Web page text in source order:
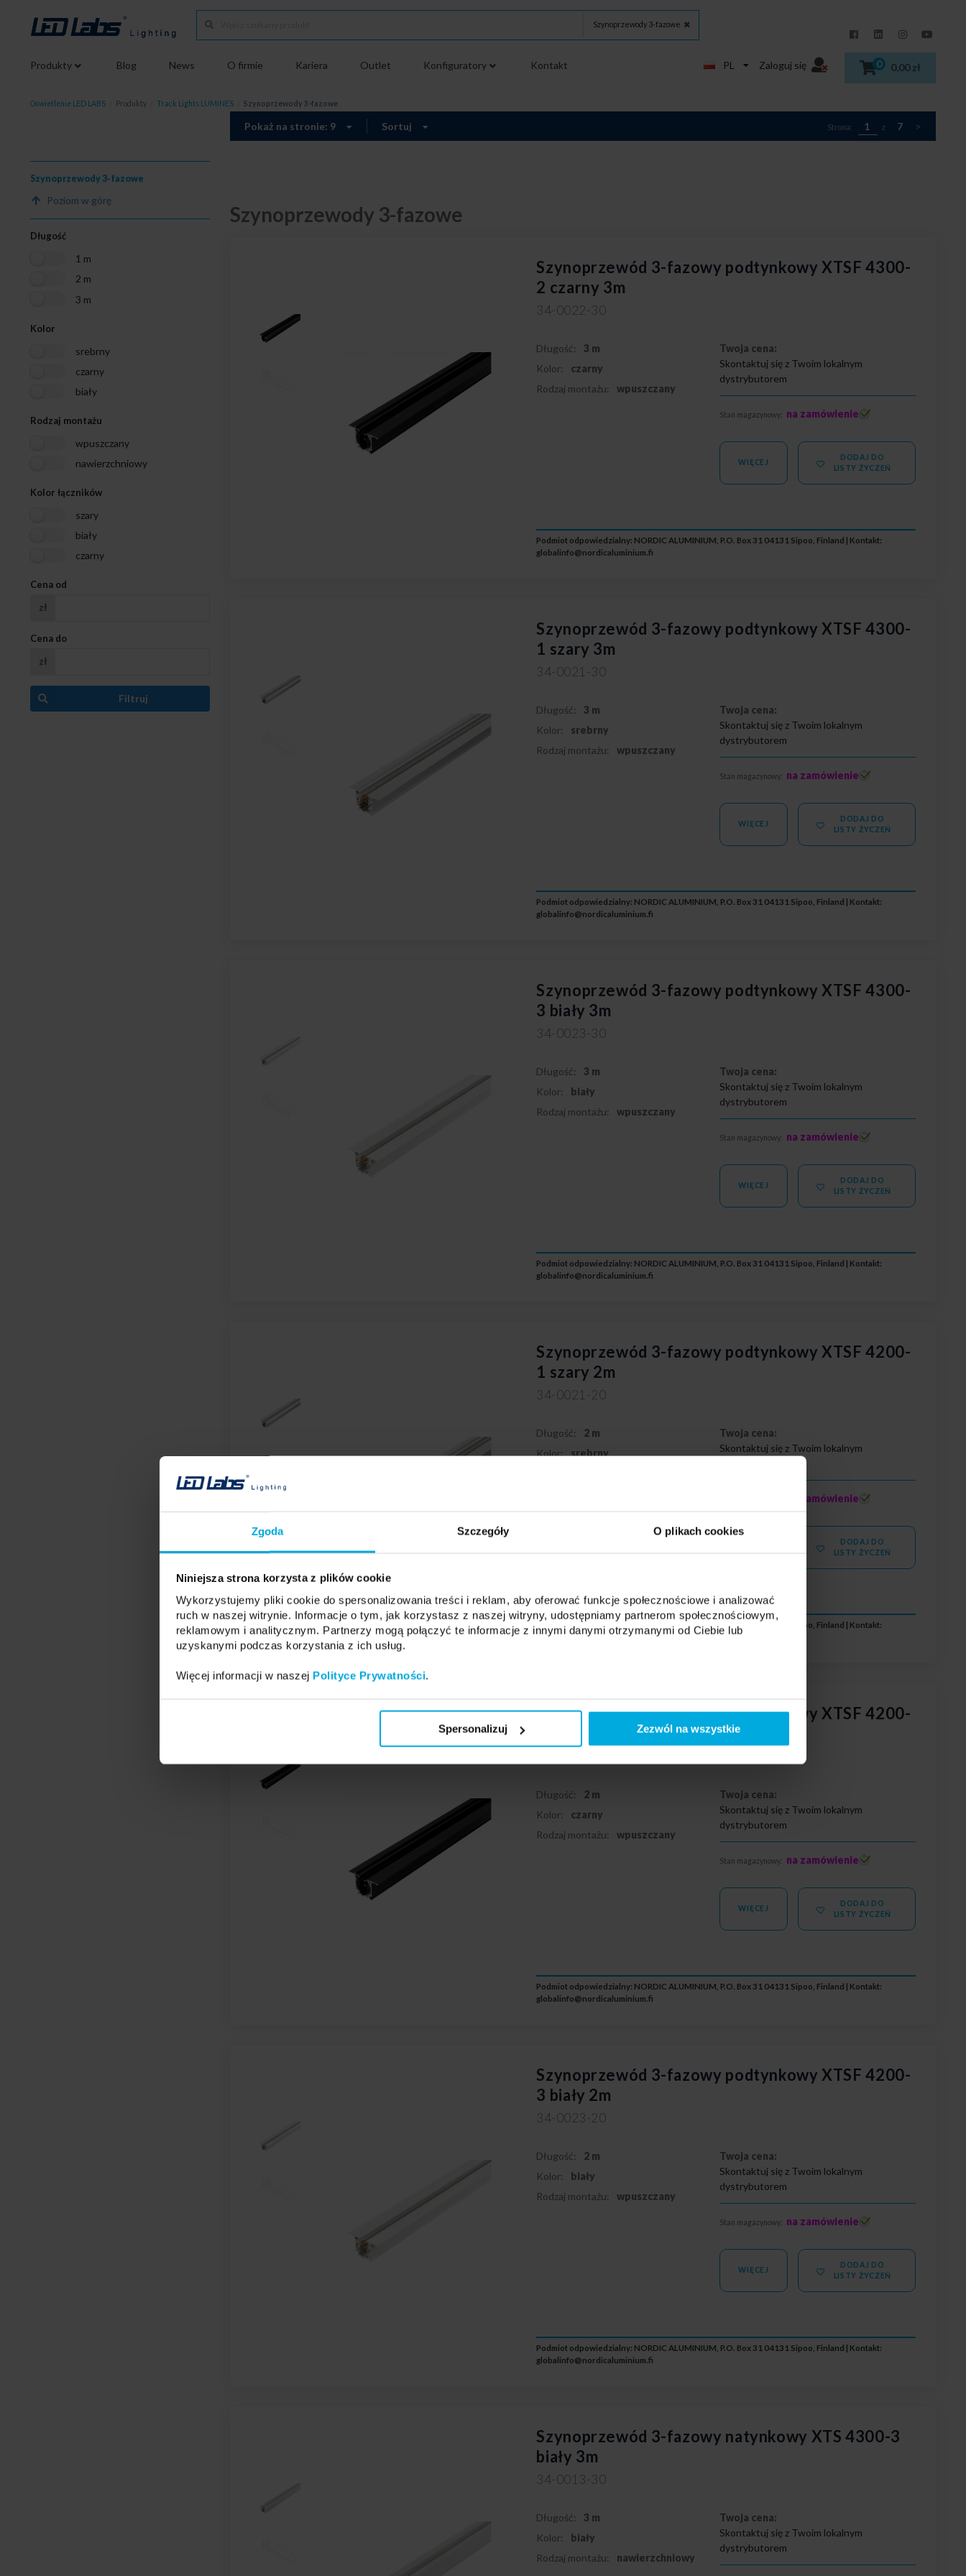
Zgoda Szczegóły O plikach cookies
Niniejsza strona korzysta z plików cookie
Wykorzystujemy pliki cookie do spersonalizowania treści i reklam, aby oferować funkcje społecznościowe i analizować
ruch w naszej witrynie. Informacje o tym, jak korzystasz z naszej witryny, udostępniamy partnerom społecznościowym,
reklamowym i analitycznym. Partnerzy mogą połączyć te informacje z innymi danymi otrzymanymi od Ciebie lub
uzyskanymi podczas korzystania z ich usług.
Więcej informacji w naszej Polityce Prywatności.
Spersonalizuj Zezwól na wszystkie
Szynoprzewody 3-fazowe
Produkty Blog News O firmie Kariera Outlet Konfiguratory Kontakt PL Zaloguj się 0 0,00 zł
Oświetlenie LED LABS Produkty Track Lights LUMINES Szynoprzewody 3-fazowe
Szynoprzewody 3-fazowe
Poziom w górę
Długość
1 m
2 m
3 m
Kolor
srebrny
czarny
biały
Rodzaj montażu
wpuszczany
nawierzchniowy
Kolor łączników
szary
biały
czarny
Cena od
zł
Cena do
zł
Filtruj
Pokaż na stronie: 9 Sortuj Strona: 1 z 7 >
Szynoprzewody 3-fazowe
Szynoprzewód 3-fazowy podtynkowy XTSF 4300-
2 czarny 3m
34-0022-30
Długość:
3 m
Kolor:
czarny
Rodzaj montażu:
wpuszczany
Twoja cena:
Skontaktuj się z Twoim lokalnym
dystrybutorem
Stan magazynowy: na zamówienie
WIĘCEJ
DODAJ DO
LISTY ŻYCZEŃ
Podmiot odpowiedzialny: NORDIC ALUMINIUM, P.O. Box 31 04131 Sipoo, Finland | Kontakt:
globalinfo@nordicaluminium.fi
Szynoprzewód 3-fazowy podtynkowy XTSF 4300-
1 szary 3m
34-0021-30
Długość:
3 m
Kolor:
srebrny
Rodzaj montażu:
wpuszczany
Twoja cena:
Skontaktuj się z Twoim lokalnym
dystrybutorem
Stan magazynowy: na zamówienie
WIĘCEJ
DODAJ DO
LISTY ŻYCZEŃ
Podmiot odpowiedzialny: NORDIC ALUMINIUM, P.O. Box 31 04131 Sipoo, Finland | Kontakt:
globalinfo@nordicaluminium.fi
Szynoprzewód 3-fazowy podtynkowy XTSF 4300-
3 biały 3m
34-0023-30
Długość:
3 m
Kolor:
biały
Rodzaj montażu:
wpuszczany
Twoja cena:
Skontaktuj się z Twoim lokalnym
dystrybutorem
Stan magazynowy: na zamówienie
WIĘCEJ
DODAJ DO
LISTY ŻYCZEŃ
Podmiot odpowiedzialny: NORDIC ALUMINIUM, P.O. Box 31 04131 Sipoo, Finland | Kontakt:
globalinfo@nordicaluminium.fi
Szynoprzewód 3-fazowy podtynkowy XTSF 4200-
1 szary 2m
34-0021-20
Długość:
2 m
Kolor: srebrny
Twoja cena:
Skontaktuj się z Twoim lokalnym
na zamówienie
DODAJ DO
LISTY ŻYCZEŃ
Podmiot odpowiedzialny: NORDIC ALUMINIUM, P.O. Box 31 04131 Sipoo, Finland | Kontakt:
globalinfo@nordicaluminium.fi
Szynoprzewód 3-fazowy podtynkowy XTSF 4200-
Długość:
2 m
Kolor:
czarny
Rodzaj montażu:
wpuszczany
Twoja cena:
Skontaktuj się z Twoim lokalnym
dystrybutorem
Stan magazynowy: na zamówienie
WIĘCEJ
DODAJ DO
LISTY ŻYCZEŃ
Podmiot odpowiedzialny: NORDIC ALUMINIUM, P.O. Box 31 04131 Sipoo, Finland | Kontakt:
globalinfo@nordicaluminium.fi
Szynoprzewód 3-fazowy podtynkowy XTSF 4200-
3 biały 2m
34-0023-20
Długość:
2 m
Kolor:
biały
Rodzaj montażu:
wpuszczany
Twoja cena:
Skontaktuj się z Twoim lokalnym
dystrybutorem
Stan magazynowy: na zamówienie
WIĘCEJ
DODAJ DO
LISTY ŻYCZEŃ
Podmiot odpowiedzialny: NORDIC ALUMINIUM, P.O. Box 31 04131 Sipoo, Finland | Kontakt:
globalinfo@nordicaluminium.fi
Szynoprzewód 3-fazowy natynkowy XTS 4300-3
biały 3m
34-0013-30
Długość:
3 m
Kolor:
biały
Rodzaj montażu:
nawierzchniowy
Twoja cena:
Skontaktuj się z Twoim lokalnym
dystrybutorem